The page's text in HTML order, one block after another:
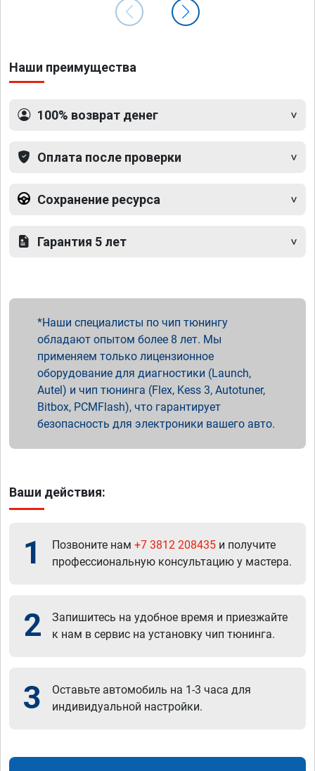
Наши преимущества
100% возврат денег
Оплата после проверки
Сохранение ресурса
Гарантия 5 лет
Наши специалисты по чип тюнингу
обладают опытом более 8 лет. Мы
применяем только лицензионное
оборудование для диагностики (Launch,
Autel) и чип тюнинга (Flex, Kess 3, Autotuner,
Bitbox, PCMFlash), что гарантирует
безопасность для электроники вашего авто.
Ваши действия:
1 Позвоните нам +7 3812 208435 и получите
профессиональную консультацию у мастера.
2
Запишитесь на удобное время и приезжайте
к нам в сервис на установку чип тюнинга.
3
Оставьте автомобиль на 1-3 часа для
индивидуальной настройки.